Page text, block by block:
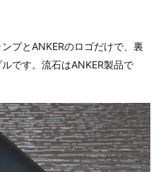
プとANKERのロゴだけで、裏
です。流石はANKER製品で